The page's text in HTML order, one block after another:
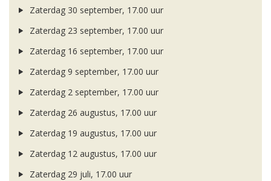
Zaterdag 30 september, 17.00 uur
Zaterdag 23 september, 17.00 uur
Zaterdag 16 september, 17.00 uur
Zaterdag 9 september, 17.00 uur
Zaterdag 2 september, 17.00 uur
Zaterdag 26 augustus, 17.00 uur
Zaterdag 19 augustus, 17.00 uur
Zaterdag 12 augustus, 17.00 uur
Zaterdag 29 juli, 17.00 uur